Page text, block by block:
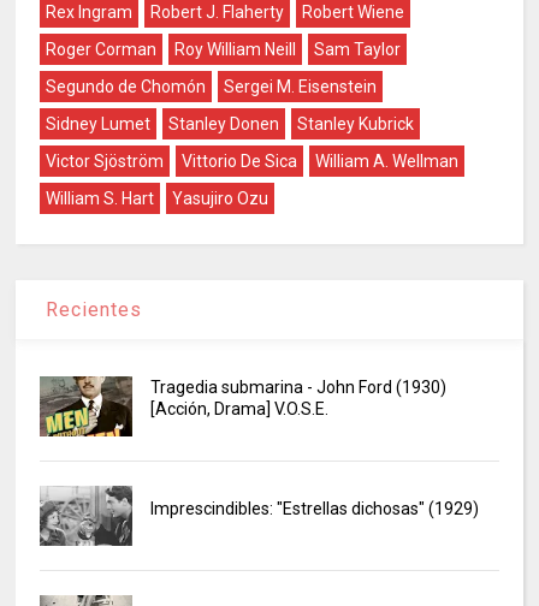
Rex Ingram
Robert J. Flaherty
Robert Wiene
Roger Corman
Roy William Neill
Sam Taylor
Segundo de Chomón
Sergei M. Eisenstein
Sidney Lumet
Stanley Donen
Stanley Kubrick
Victor Sjöström
Vittorio De Sica
William A. Wellman
William S. Hart
Yasujiro Ozu
Recientes
Tragedia submarina - John Ford (1930)
[Acción, Drama] V.O.S.E.
Imprescindibles: "Estrellas dichosas" (1929)